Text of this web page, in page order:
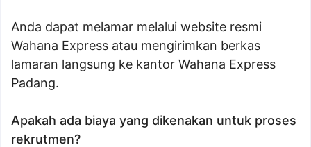
Anda dapat melamar melalui website resmi
Wahana Express atau mengirimkan berkas
lamaran langsung ke kantor Wahana Express
Padang.
Apakah ada biaya yang dikenakan untuk proses
rekrutmen?